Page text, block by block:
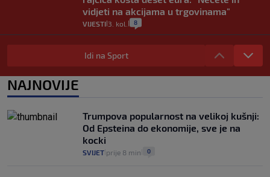
vidjeti na akcijama u trgovinama"
VIJESTI 3. kol. 8
Selidba je jedno od stresnijih iskustava.
Evo aktualnih cijena i nekoliko savjeta
VIJESTI 2. kol. 0
koliko iz Osijeka
VIJESTI 2. kol. 14
Idi na Sport
NAJNOVIJE
Trumpova popularnost na velikoj kušnji:
Od Epsteina do ekonomije, sve je na
kocki
SVIJET prije 8 min 0